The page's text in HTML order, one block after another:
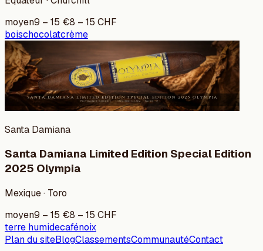
moyen9 – 15 €8 – 15 CHF
boischocolatcrème
Santa Damiana
Santa Damiana Limited Edition Special Edition
2025 Olympia
Mexique · Toro
moyen9 – 15 €8 – 15 CHF
terre humidecafénoix
Plan du siteBlogClassementsCommunautéContact